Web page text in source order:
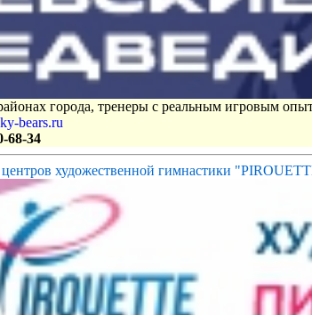
города, тренеры с реальным игровым
bears.ru
68-34
художественной гимнастики